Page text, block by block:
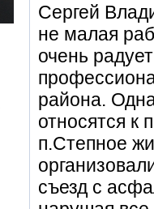
Сергей
не малая
очень
района.
относятся к
п.Степное
съезд с